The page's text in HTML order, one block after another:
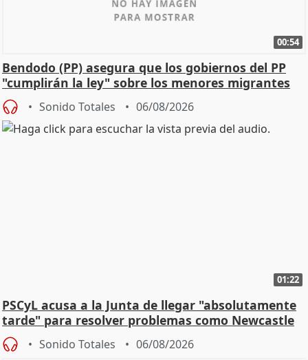
00:54
Bendodo (PP) asegura que los gobiernos del PP
"cumplirán la ley" sobre los menores migrantes
Sonido Totales 06/08/2026
01:22
PSCyL acusa a la Junta de llegar "absolutamente
tarde" para resolver problemas como Newcastle
Sonido Totales 06/08/2026